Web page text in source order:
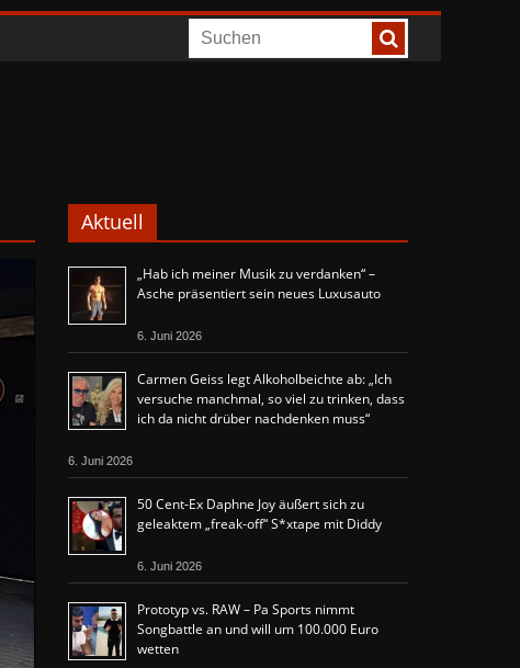
Aktuell
„Hab ich meiner Musik zu verdanken“ –
Asche präsentiert sein neues Luxusauto
6. Juni 2026
Carmen Geiss legt Alkoholbeichte ab: „Ich
versuche manchmal, so viel zu trinken, dass
ich da nicht drüber nachdenken muss“
6. Juni 2026
50 Cent-Ex Daphne Joy äußert sich zu
geleaktem „freak-off“ S*xtape mit Diddy
6. Juni 2026
Prototyp vs. RAW – Pa Sports nimmt
Songbattle an und will um 100.000 Euro
wetten